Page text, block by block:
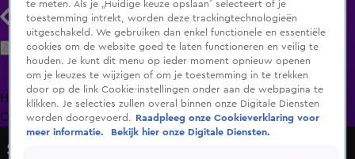
Zoeken
HomeUitzending Gemist Programma's De Bondgenoten
OranjezomerLivestreamsShop
Shownieuws
te meten. Als je „Huidige keuze opslaan” selecteert of je
toestemming intrekt, worden deze trackingtechnologieën
uitgeschakeld. We gebruiken dan enkel functionele en essentiële
cookies om de website goed te laten functioneren en veilig te
houden. Je kunt dit menu op ieder moment opnieuw openen
om je keuzes te wijzigen of om je toestemming in te trekken
door op de link Cookie-instellingen onder aan de webpagina te
klikken. Je selecties zullen overal binnen onze Digitale Diensten
worden doorgevoerd.
Raadpleeg onze Cookieverklaring voor
meer informatie.
Bekijk hier onze Digitale Diensten.